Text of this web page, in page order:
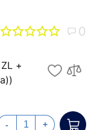
0
+
- +